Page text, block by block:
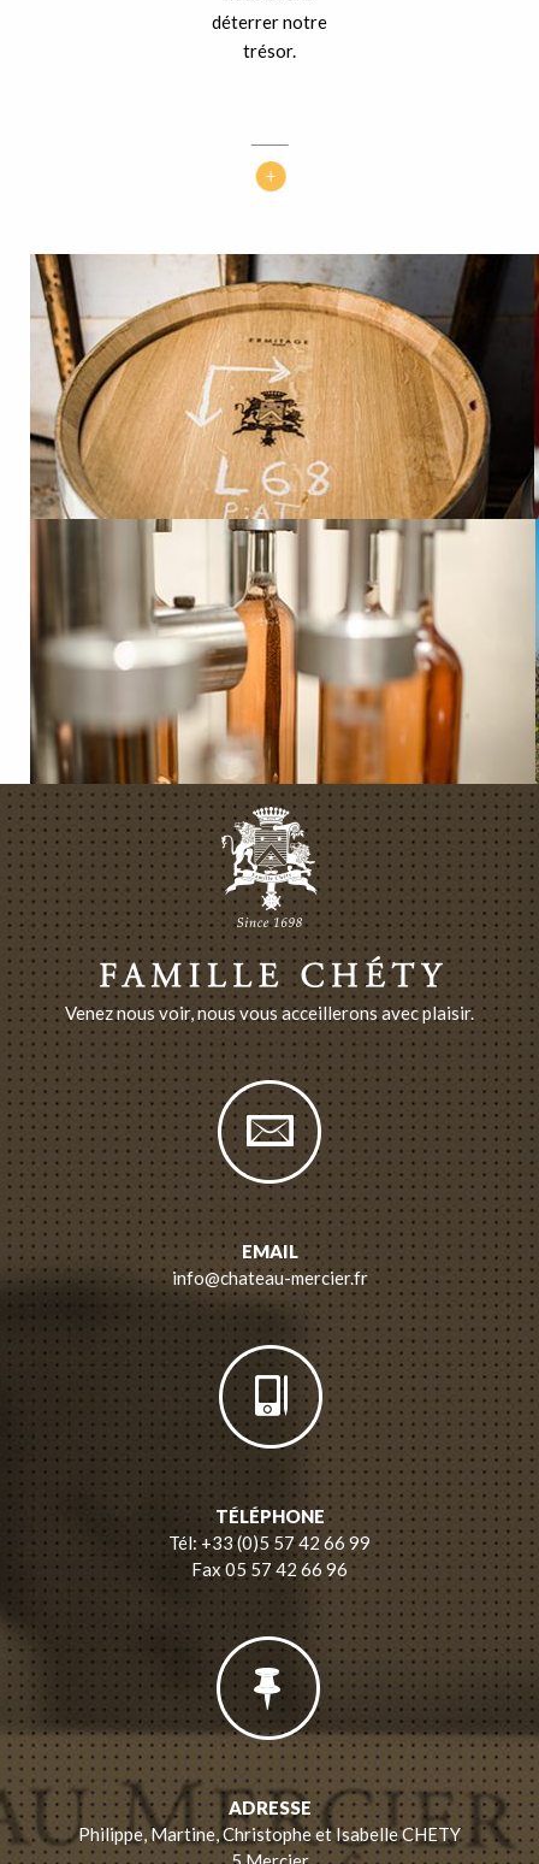
déterrer notre
trésor.
Venez nous voir, nous vous acceillerons avec plaisir.
EMAIL
info@chateau-mercier.fr
TÉLÉPHONE
Tél: +33 (0)5 57 42 66 99
Fax 05 57 42 66 96
ADRESSE
Philippe, Martine, Christophe et Isabelle CHETY